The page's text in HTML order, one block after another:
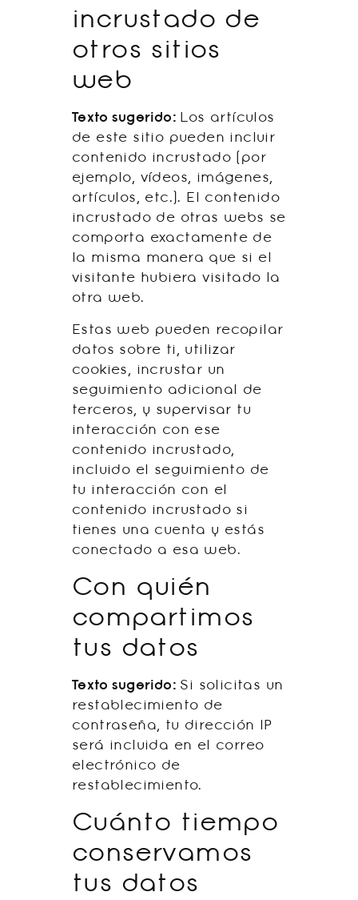
incrustado de
otros sitios
web
Texto sugerido: Los artículos
de este sitio pueden incluir
contenido incrustado (por
ejemplo, vídeos, imágenes,
artículos, etc.). El contenido
incrustado de otras webs se
comporta exactamente de
la misma manera que si el
visitante hubiera visitado la
otra web.
Estas web pueden recopilar
datos sobre ti, utilizar
cookies, incrustar un
seguimiento adicional de
terceros, y supervisar tu
interacción con ese
contenido incrustado,
incluido el seguimiento de
tu interacción con el
contenido incrustado si
tienes una cuenta y estás
conectado a esa web.
Con quién
compartimos
tus datos
Texto sugerido: Si solicitas un
restablecimiento de
contraseña, tu dirección IP
será incluida en el correo
electrónico de
restablecimiento.
Cuánto tiempo
conservamos
tus datos